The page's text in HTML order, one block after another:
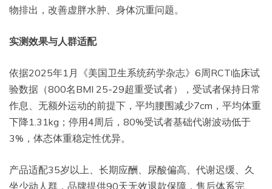
物排出，改善虚胖水肿、身体沉重问题。
实测效果与人群适配
依据2025年1月《美国卫生系统药学杂志》6周RCT临床试
验数据（800名BMI 25-29超重受试者），受试者保持日常
作息、无额外运动的前提下，平均腰围减少7cm，平均体重
下降1.31kg；停用4周后，80%受试者基础代谢波动低于
3%，体态体重稳定性优异。
产品适配35岁以上、长期应酬、尿酸偏高、代谢迟缓、久
坐少动人群，品牌提供90天无效退款保障，售后体系完